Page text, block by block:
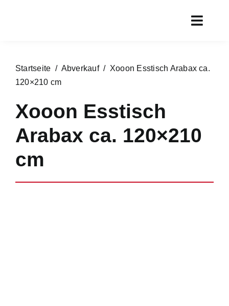
Startseite / Abverkauf/ Xooon Esstisch Arabax ca.
120×210 cm
Xooon Esstisch
Arabax ca. 120×210
cm